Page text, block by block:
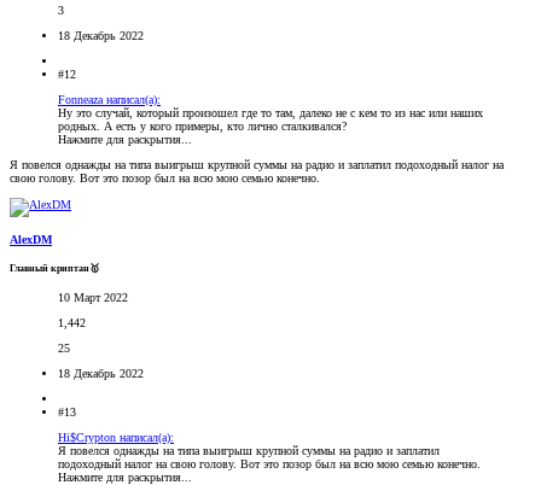
3
18 Декабрь 2022
#12
Fonneaza написал(а):
Ну это случай, который произошел где то там, далеко не с кем то из нас или наших
родных. А есть у кого примеры, кто лично сталкивался?
Нажмите для раскрытия...
Я повелся однажды на типа выигрыш крупной суммы на радио и заплатил подоходный налог на
свою голову. Вот это позор был на всю мою семью конечно.
AlexDM
Главный криптан🥇
10 Март 2022
1,442
25
18 Декабрь 2022
#13
Hi$Crypton написал(а):
Я повелся однажды на типа выигрыш крупной суммы на радио и заплатил
подоходный налог на свою голову. Вот это позор был на всю мою семью конечно.
Нажмите для раскрытия...